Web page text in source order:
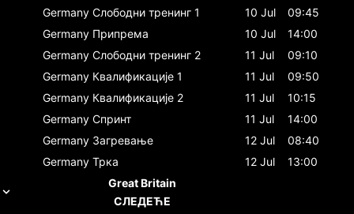
Germany Слободни тренинг 1 10 Jul
09:45
Germany Припрема 10 Jul
14:00
Germany Слободни тренинг 2 11 Jul
09:10
Germany Квалификације 1 11 Jul
09:50
Germany Квалификације 2 11 Jul
10:15
Germany Спринт 11 Jul
14:00
Germany Загревање 12 Jul
08:40
Germany Трка 12 Jul
13:00
Great Britain
СЛЕДЕЋЕ